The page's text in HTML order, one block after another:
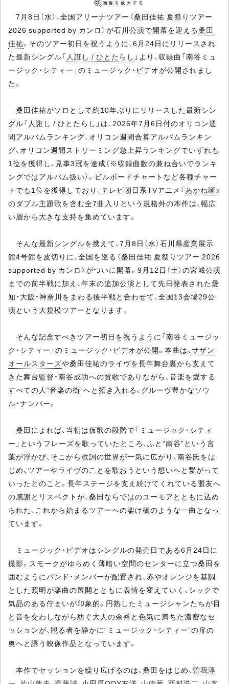
7月8日（水）、全国アリーナツアー〈桑田佳祐 夏祭りツアー
2026 supported by カンロ〉が石川公演で開幕を迎える桑田
佳祐。そのツアー初日を祝うように、6月24日にリリースされ
た最新シングル「 人誑し / ひとたらし 」より、収録曲「南谷ミュ
ージック・シティー」のミュージック・ビデオが公開されまし
た。
桑田佳祐がソロとして約10年ぶりにリリースした最新シン
グル「人誑し / ひとたらし」は、2026年7月6日付のオリコン週
間アルバムランキング、オリコン週間合算アルバムランキン
グ、オリコン週間ストリーミング急上昇ランキングでいずれも
1位を獲得し、見事3冠を達成（※収録曲数の兼ね合いでランキ
ングではアルバム扱い）。ビルボードチャートなど各種チャー
トでも1位を獲得しており、テレビ朝日系TVアニメ『あかね噺 』
のダブル主題歌を含む全7曲入りという規格外の本作は、幅広
い層から大きな支持を集めています。
そんな最新シングルを携えて、7月8日（水）石川県産業展示
館4号館を皮切りに、全国を巡る〈桑田佳祐 夏祭りツアー 2026
supported by カンロ〉がついに開幕。9月12日（土）の宮城公演
までの前半戦に加え、年末の追加公演として先日発表された愛
知・大阪・神奈川をまわる後半戦と合わせて、全国13会場29公
演という大規模ツアーとなります。
そんな記念すべきツアー初日を祝うように「南谷ミュージッ
ク・シティー」のミュージック・ビデオが公開。本曲は、 サザン
オールスターズや桑田佳祐のライヴを長年舞台裏から支えて
きた舞台監督・南谷成功への賛歌でありながら、音楽を愛する
すべての人“音楽の街”へと招き入れる、グルーヴ豊かなソウ
ル・ナンバー。
桑田によれば、当初は仮歌の段階で「ミュージック・シティ
ー」というフレーズを歌っていたところ、ふと“南谷”という言
葉が浮かび、そこから歌詞の世界が一気に広がり、南谷氏をは
じめ、ツアーやライヴのことを歌おうという想いへと繋がって
いったとのこと。長年ステージを支え続けてくれている盟友へ
の感謝とリスペクトが、桑田ならではのユーモアとともに込め
られた、これから始まるツアーへの架け橋のような一曲となっ
ています。
ミュージック・ビデオはシングルの発売日である6月24日に
撮影。スモークがゆらめく薄暗い空間のセンターに立つ桑田を
囲むようにバンド・メンバーが配置され、赤やオレンジを基調
とした照明が楽曲の展開とともに表情を変えていく、シックで
気品のある佇まいが印象的。円熟したミュージシャンたちが目
と音を交わしながら紡ぐ大人の余裕と色気に満ちた濃密なセ
ッションが、観る者を静かに“ミュージック・シティー”の扉の
奥へと誘う映像作品となっています。
本作でセッションを繰り広げるのは、桑田をはじめ、 曽我淳